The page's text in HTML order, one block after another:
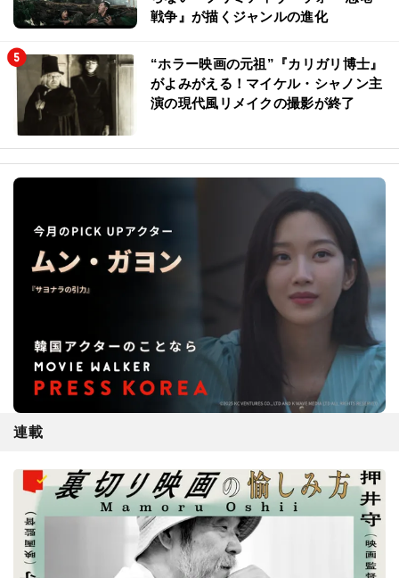
戦争』が描くジャンルの進化
“ホラー映画の元祖”『カリガリ博士』
がよみがえる！マイケル・シャノン主
演の現代風リメイクの撮影が終了
連載